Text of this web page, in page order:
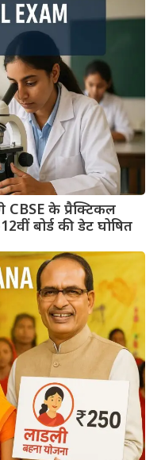
CBSE के प्रैक्टिकल
बोर्ड की डेट घोषित